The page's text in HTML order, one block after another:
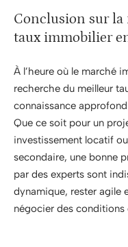
Conclusion sur
taux immobilier
À l’heure où le marché
recherche du meilleur
connaissance
Que ce soit pour un
investissement locatif
secondaire, une bonne
par des experts sont
dynamique, rester agile
négocier des conditions